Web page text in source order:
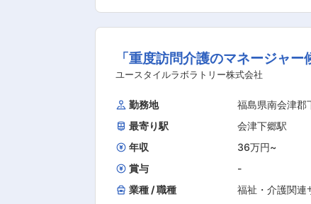
など ◇7:00～／ご利用者様起床 ◇8:00～／サービス記録、終了 ・直行直帰OK ※担当する件数や、ご利用者様によって時間・サービスは異
なります。 ＊＊ ここがオススメ！！ ＊＊ 【POINT1：続けやすい職場3種の神器】 厚待遇：賞与年2回はもちろん有
た、関わるのはご利用者さんがメインなので人間関係で悩むこと
な～」なんて思っていませんか？資格の取得
的資格】 無料で「重度訪問介護従業者養成研修統合課程」を取得できるから、無資格、未経験の方でもOK また、当社研修で「介護職員実務
者研修」の取得も可能！持っていない
「重度訪問介護のマネージャ
ユースタイルラボラトリー株式会社
勤務地
福島県南会津郡
最寄り駅
会津下郷駅
年収
36万円~
賞与
-
業種 / 職種
福祉・介護関連